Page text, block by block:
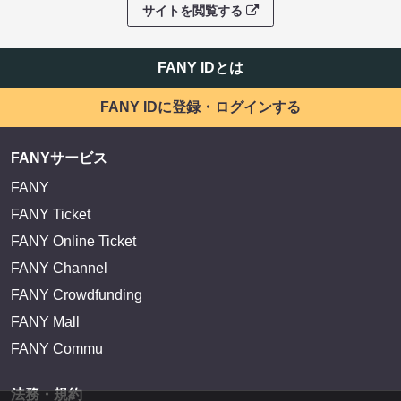
サイトを閲覧する
FANY IDとは
FANY IDに登録・ログインする
FANYサービス
FANY
FANY Ticket
FANY Online Ticket
FANY Channel
FANY Crowdfunding
FANY Mall
FANY Commu
法務・規約